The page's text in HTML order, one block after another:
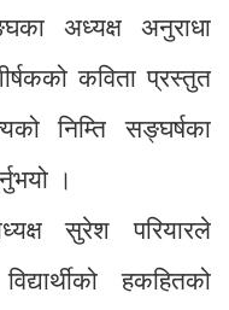
अध्यक्ष अनुराधा
कविता प्रस्तुत
निम्ति सङ्घर्षका
।
सुरेश परियारले
हकहितको